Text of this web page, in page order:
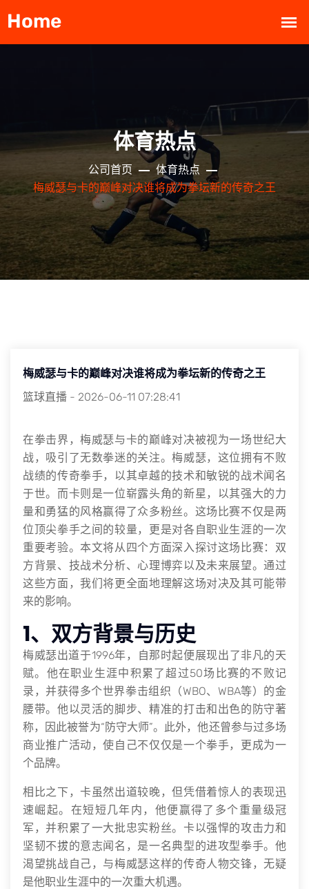
体育热点
公司首页
体育热点
梅威瑟与卡的巅峰对决谁将成为拳坛新的传奇之王
梅威瑟与卡的巅峰对决谁将成为拳坛新的传奇之王
篮球直播 - 2026-06-11 07:28:41
在拳击界，梅威瑟与卡的巅峰对决被视为一场世纪大
战，吸引了无数拳迷的关注。梅威瑟，这位拥有不败
战绩的传奇拳手，以其卓越的技术和敏锐的战术闻名
于世。而卡则是一位崭露头角的新星，以其强大的力
量和勇猛的风格赢得了众多粉丝。这场比赛不仅是两
位顶尖拳手之间的较量，更是对各自职业生涯的一次
重要考验。本文将从四个方面深入探讨这场比赛：双
方背景、技战术分析、心理博弈以及未来展望。通过
这些方面，我们将更全面地理解这场对决及其可能带
来的影响。
1、双方背景与历史
梅威瑟出道于1996年，自那时起便展现出了非凡的天
赋。他在职业生涯中积累了超过50场比赛的不败记
录，并获得多个世界拳击组织（WBO、WBA等）的金
腰带。他以灵活的脚步、精准的打击和出色的防守著
称，因此被誉为“防守大师”。此外，他还曾参与过多场
商业推广活动，使自己不仅仅是一个拳手，更成为一
个品牌。
相比之下，卡虽然出道较晚，但凭借着惊人的表现迅
速崛起。在短短几年内，他便赢得了多个重量级冠
军，并积累了一大批忠实粉丝。卡以强悍的攻击力和
坚韧不拔的意志闻名，是一名典型的进攻型拳手。他
渴望挑战自己，与梅威瑟这样的传奇人物交锋，无疑
是他职业生涯中的一次重大机遇。